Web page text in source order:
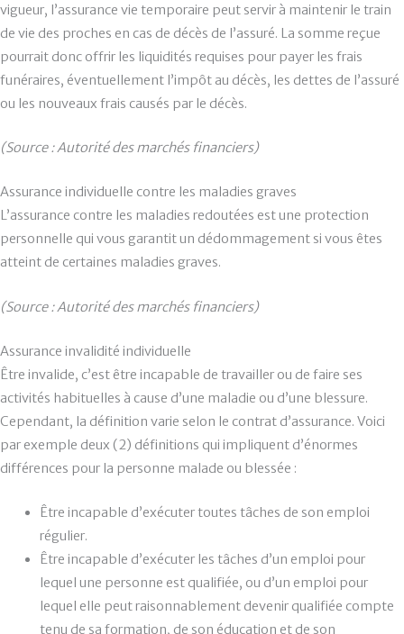
vigueur, l’assurance vie temporaire peut servir à maintenir le train
de vie des proches en cas de décès de l’assuré. La somme reçue
pourrait donc offrir les liquidités requises pour payer les frais
funéraires, éventuellement l’impôt au décès, les dettes de l’assuré
ou les nouveaux frais causés par le décès.
(Source : Autorité des marchés financiers)
Assurance individuelle contre les maladies graves
L’assurance contre les maladies redoutées est une protection
personnelle qui vous garantit un dédommagement si vous êtes
atteint de certaines maladies graves.
(Source : Autorité des marchés financiers)
Assurance invalidité individuelle
Être invalide, c’est être incapable de travailler ou de faire ses
activités habituelles à cause d’une maladie ou d’une blessure.
Cependant, la définition varie selon le contrat d’assurance. Voici
par exemple deux (2) définitions qui impliquent d’énormes
différences pour la personne malade ou blessée :
Être incapable d’exécuter toutes tâches de son emploi
régulier.
Être incapable d’exécuter les tâches d’un emploi pour
lequel une personne est qualifiée, ou d’un emploi pour
lequel elle peut raisonnablement devenir qualifiée compte
tenu de sa formation, de son éducation et de son